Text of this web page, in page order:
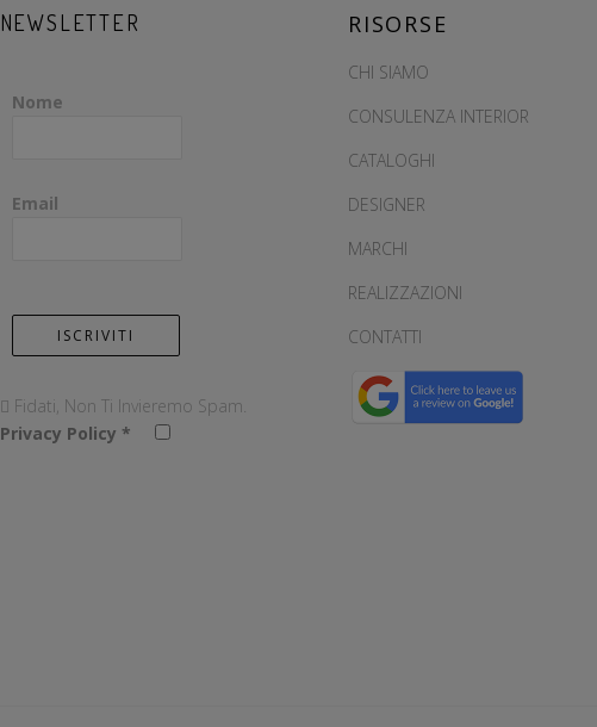
NEWSLETTER
Nome
Email
Fidati, Non Ti Invieremo Spam.
Privacy Policy *
RISORSE
CHI SIAMO
CONSULENZA INTERIOR
CATALOGHI
DESIGNER
MARCHI
REALIZZAZIONI
CONTATTI